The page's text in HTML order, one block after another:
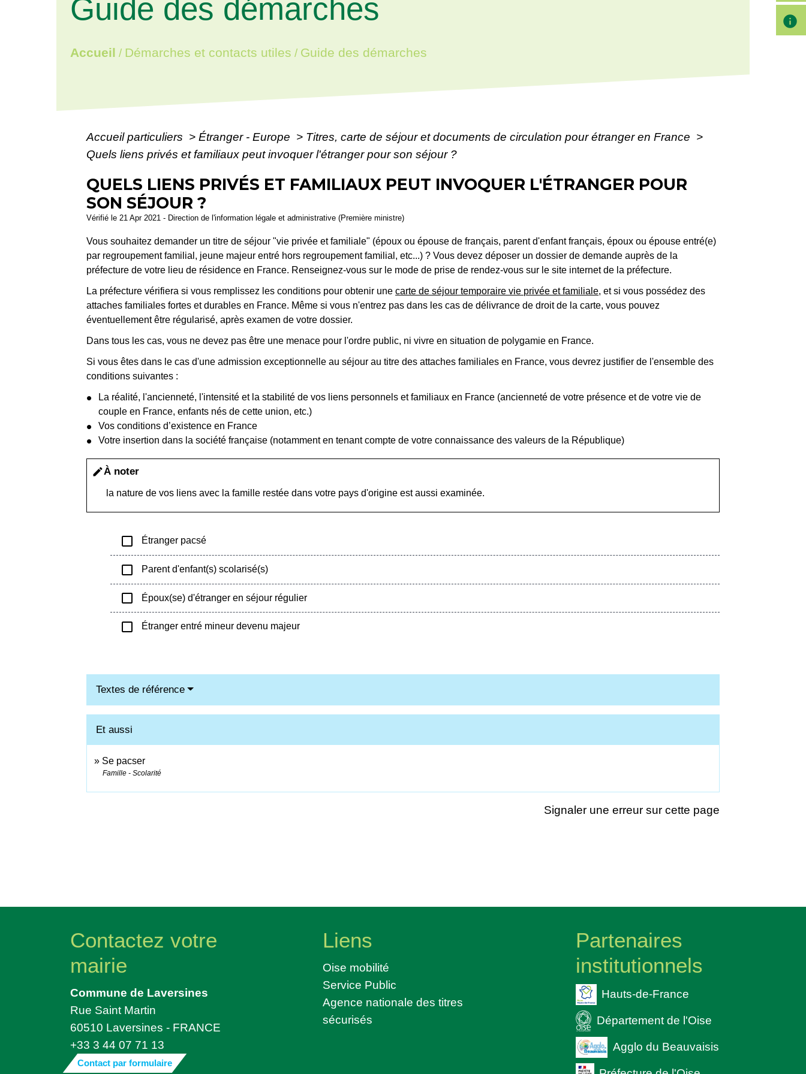
Guide des démarches
Accueil / Démarches et contacts utiles / Guide des démarches
Accueil particuliers > Étranger - Europe > Titres, carte de séjour et documents de circulation pour étranger en France >
Quels liens privés et familiaux peut invoquer l'étranger pour son séjour ?
QUELS LIENS PRIVÉS ET FAMILIAUX PEUT INVOQUER L'ÉTRANGER POUR
SON SÉJOUR ?
Vérifié le 21 Apr 2021 - Direction de l'information légale et administrative (Première ministre)
Vous souhaitez demander un titre de séjour "vie privée et familiale" (époux ou épouse de français, parent d'enfant français, époux ou épouse entré(e)
par regroupement familial, jeune majeur entré hors regroupement familial, etc...) ? Vous devez déposer un dossier de demande auprès de la
préfecture de votre lieu de résidence en France. Renseignez-vous sur le mode de prise de rendez-vous sur le site internet de la préfecture.
La préfecture vérifiera si vous remplissez les conditions pour obtenir unecarte de séjour temporaire vie privée et familiale, et si vous possédez des
attaches familiales fortes et durables en France. Même si vous n'entrez pas dans les cas de délivrance de droit de la carte, vous pouvez
éventuellement être régularisé, après examen de votre dossier.
Dans tous les cas, vous ne devez pas être une menace pour l'ordre public, ni vivre en situation de polygamie en France.
Si vous êtes dans le cas d'une admission exceptionnelle au séjour au titre des attaches familiales en France, vous devrez justifier de l'ensemble des
conditions suivantes :
La réalité, l'ancienneté, l'intensité et la stabilité de vos liens personnels et familiaux en France (ancienneté de votre présence et de votre vie de
couple en France, enfants nés de cette union, etc.)
Vos conditions d’existence en France
Votre insertion dans la société française (notamment en tenant compte de votre connaissance des valeurs de la République)
editÀ noter
la nature de vos liens avec la famille restée dans votre pays d'origine est aussi examinée.
check_box_outline_blank Étranger pacsé
check_box_outline_blank Parent d'enfant(s) scolarisé(s)
check_box_outline_blank Époux(se) d'étranger en séjour régulier
check_box_outline_blank Étranger entré mineur devenu majeur
Textes de référence
Et aussi
Se pacser
Famille - Scolarité
Signaler une erreur sur cette page
info
Contactez votre
mairie
Commune de Laversines
Rue Saint Martin
60510 Laversines - FRANCE
+33 3 44 07 71 13
Contact par formulaire
Liens
Oise mobilité
Service Public
Agence nationale des titres
sécurisés
Partenaires
institutionnels
Hauts-de-France
Département de l'Oise
Agglo du Beauvaisis